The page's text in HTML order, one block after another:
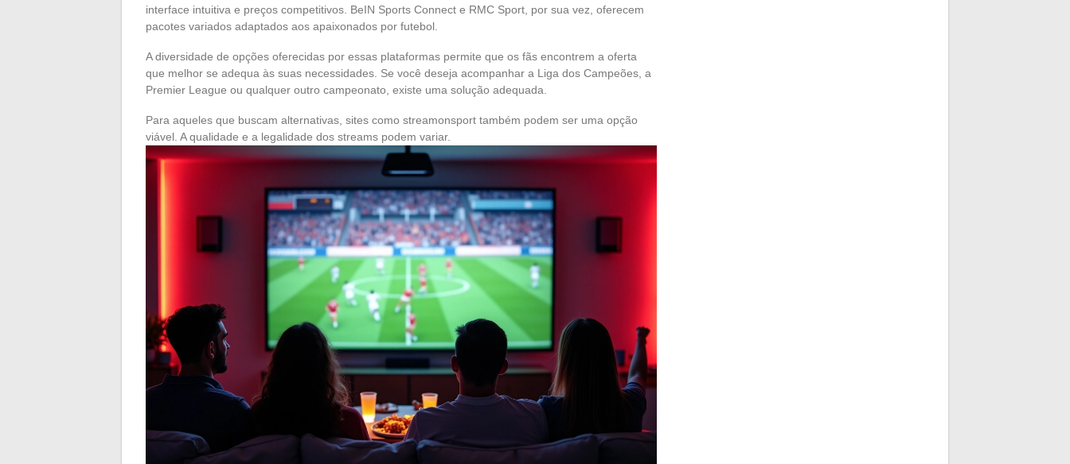
interface intuitiva e preços competitivos. BeIN Sports Connect e RMC Sport, por sua vez, oferecem
pacotes variados adaptados aos apaixonados por futebol.
A diversidade de opções oferecidas por essas plataformas permite que os fãs encontrem a oferta
que melhor se adequa às suas necessidades. Se você deseja acompanhar a Liga dos Campeões, a
Premier League ou qualquer outro campeonato, existe uma solução adequada.
Para aqueles que buscam alternativas, sites como streamonsport também podem ser uma opção
viável. A qualidade e a legalidade dos streams podem variar.